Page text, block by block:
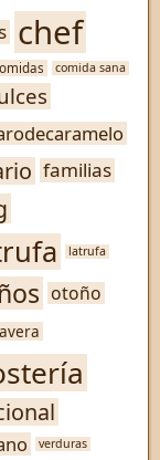
chef
comida sana
familias
latrufa
otoño
verduras